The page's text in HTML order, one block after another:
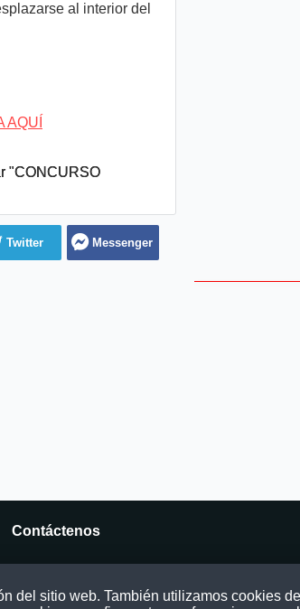
al interior del
AQUÍ
"CONCURSO
Twitter Messenger
Contáctenos
contacto@convocatoriasdetrabajo.com
del sitio web. También utilizamos cookies